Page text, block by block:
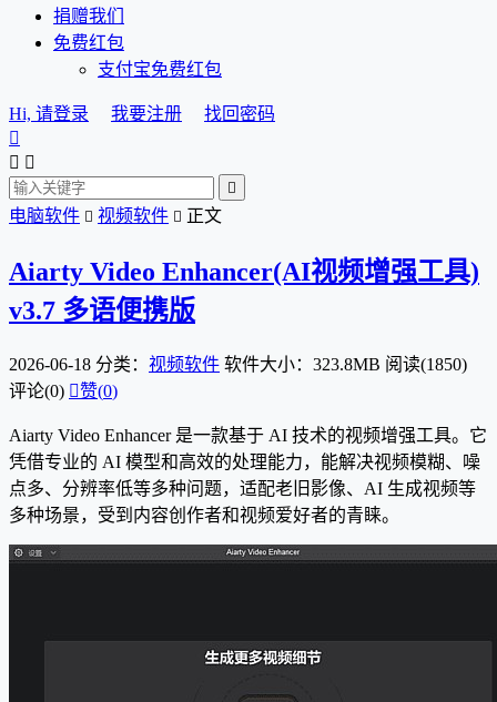
捐赠我们
免费红包
支付宝免费红包
Hi, 请登录 我要注册
找回密码

 

电脑软件  视频软件  正文
Aiarty Video Enhancer(AI视频增强工具)
v3.7 多语便携版
2026-06-18 分类： 视频软件 软件大小：323.8MB 阅读(1850)
评论(0) 赞(0)
Aiarty Video Enhancer 是一款基于 AI 技术的视频增强工具。它
凭借专业的 AI 模型和高效的处理能力，能解决视频模糊、噪
点多、分辨率低等多种问题，适配老旧影像、AI 生成视频等
多种场景，受到内容创作者和视频爱好者的青睐。